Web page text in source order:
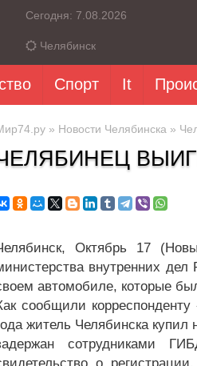
Сегодня: 7.08.2026
Челябинск
Спорт It
» Новости Челябинска »
Октябрь 17
внутренних
автомобиле, которые
сообщили
житель Челябинска
сотрудниками